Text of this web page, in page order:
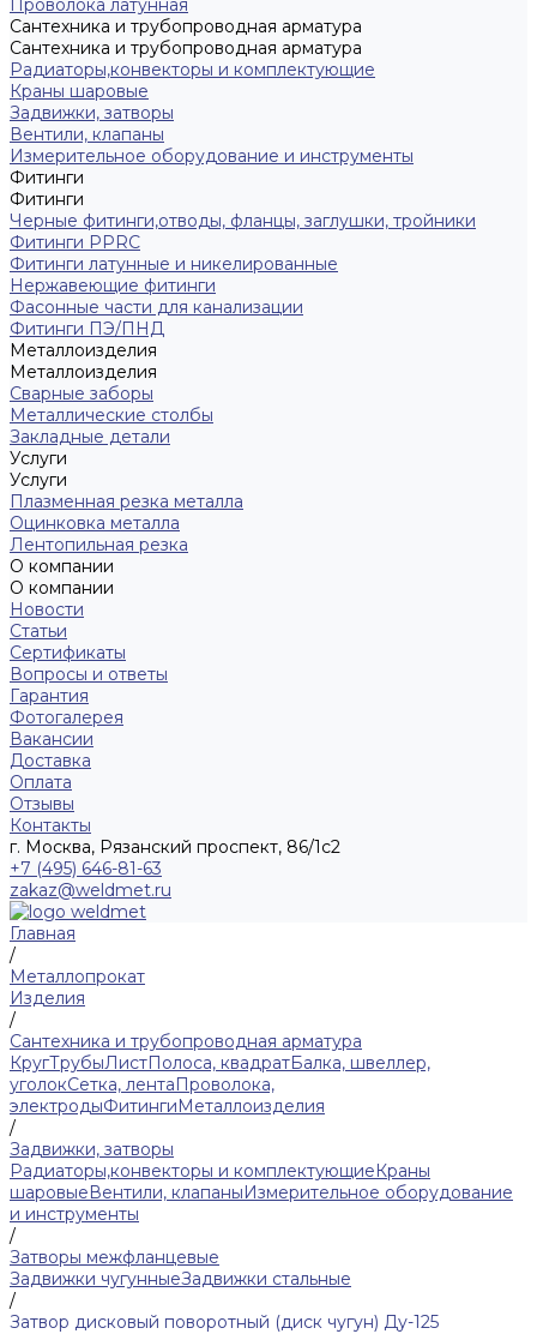
Проволока латунная
Сантехника и трубопроводная арматура
Сантехника и трубопроводная арматура
Радиаторы,конвекторы и комплектующие
Краны шаровые
Задвижки, затворы
Вентили, клапаны
Измерительное оборудование и инструменты
Фитинги
Фитинги
Черные фитинги,отводы, фланцы, заглушки, тройники
Фитинги PPRC
Фитинги латунные и никелированные
Нержавеющие фитинги
Фасонные части для канализации
Фитинги ПЭ/ПНД
Металлоизделия
Металлоизделия
Сварные заборы
Металлические столбы
Закладные детали
Услуги
Услуги
Плазменная резка металла
Оцинковка металла
Лентопильная резка
О компании
О компании
Новости
Статьи
Сертификаты
Вопросы и ответы
Гарантия
Фотогалерея
Вакансии
Доставка
Оплата
Отзывы
Контакты
г. Москва, Рязанский проспект, 86/1с2
+7 (495) 646-81-63
zakaz@weldmet.ru
Главная
/
Металлопрокат
Изделия
/
Сантехника и трубопроводная арматура
КругТрубыЛистПолоса, квадратБалка, швеллер,
уголокСетка, лентаПроволока,
электродыФитингиМеталлоизделия
/
Задвижки, затворы
Радиаторы,конвекторы и комплектующиеКраны
шаровыеВентили, клапаныИзмерительное оборудование
и инструменты
/
Затворы межфланцевые
Задвижки чугунныеЗадвижки стальные
/
Затвор дисковый поворотный (диск чугун) Ду-125